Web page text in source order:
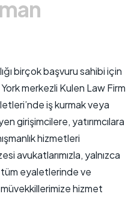
birçok başvuru sahibi için
merkezli Kulen Law Firm
iş kurmak veya
girişimcilere, yatırımcılara
hizmetleri
avukatlarımızla, yalnızca
tüm eyaletlerinde ve
hizmet